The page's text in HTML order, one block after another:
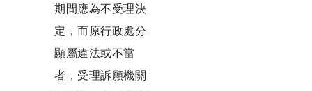
期間應為不受理決
定，而原行政處分
顯屬違法或不當
者，受理訴願機關